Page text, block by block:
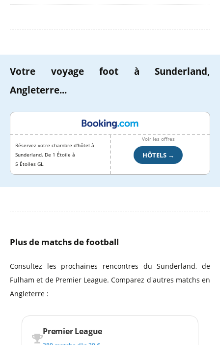
Votre voyage foot à Sunderland,
Angleterre...
Réservez votre chambre d'hôtel à
Sunderland. De 1 Étoile à
5 Étoiles GL.
Voir les offres
HÔTELS →
Plus de matchs de football
Consultez les prochaines rencontres du Sunderland, de
Fulham et de Premier League. Comparez d'autres matchs en
Angleterre :
Premier League